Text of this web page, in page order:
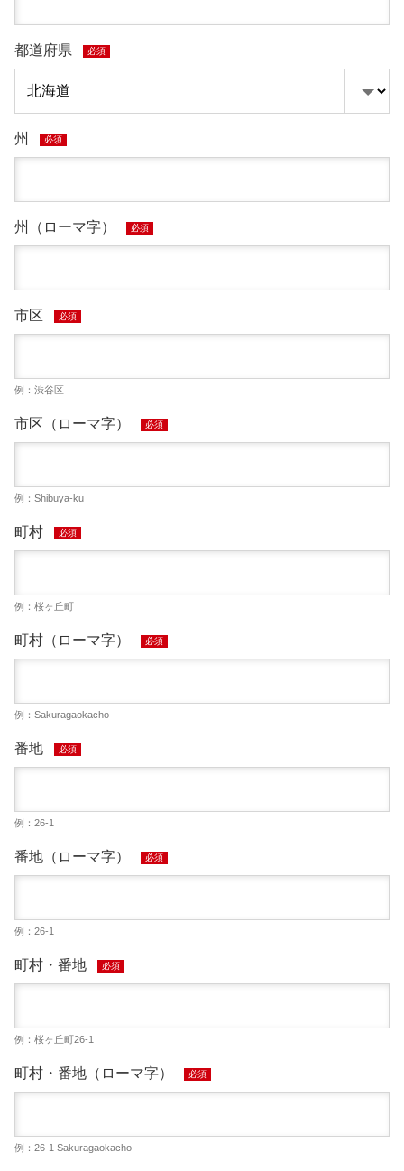
都道府県 必須
州 必須
州（ローマ字） 必須
市区 必須
例：渋谷区
市区（ローマ字） 必須
例：Shibuya-ku
町村 必須
例：桜ヶ丘町
町村（ローマ字） 必須
例：Sakuragaokacho
番地 必須
例：26-1
番地（ローマ字） 必須
例：26-1
町村・番地 必須
例：桜ヶ丘町26-1
町村・番地（ローマ字） 必須
例：26-1 Sakuragaokacho